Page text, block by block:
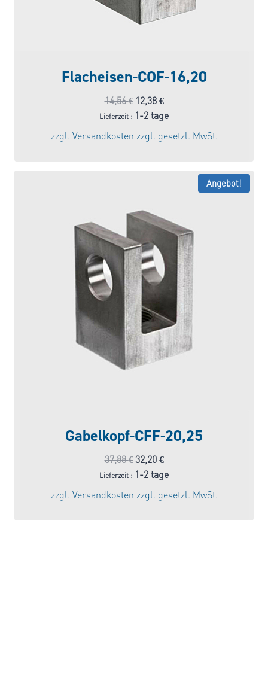
Flacheisen-COF-16,20
14,56€ Ursprünglicher
Preis
war:
14,56 €
12,38 €Aktueller
Preis
Lieferzeit : 1-2 tage
zzgl. Versandkosten zzgl. gesetzl. MwSt.
Angebot!
Gabelkopf-CFF-20,25
37,88€Ursprünglicher
Preis
war:
37,88 €
32,20 €Aktueller
Preis
Lieferzeit : 1-2 tage
zzgl. Versandkosten zzgl. gesetzl. MwSt.